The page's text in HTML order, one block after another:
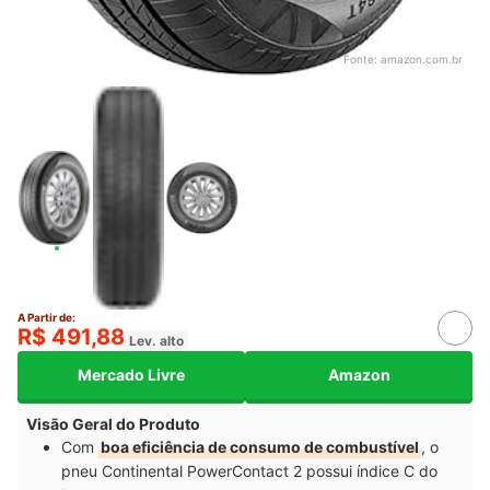
Fonte: amazon.com.br
A Partir de:
R$ 491,88 Lev. alto
Mercado Livre Amazon
Visão Geral do Produto
Com boa eficiência de consumo de combustível, o
pneu Continental PowerContact 2 possui índice C do